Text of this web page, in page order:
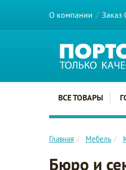
О компании Заказ
Главное меню сайта
ВСЕ ТОВАРЫ
Главная Мебель
Бюро и